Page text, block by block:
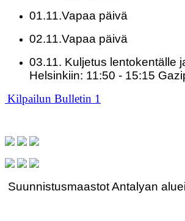
01.11.Vapaa päivä
02.11.Vapaa päivä
03.11. Kuljetus lentokentälle
Helsinkiin: 11:50 - 15:15
Kilpailun Bulletin 1
Suunnistusmaastot Antalyan